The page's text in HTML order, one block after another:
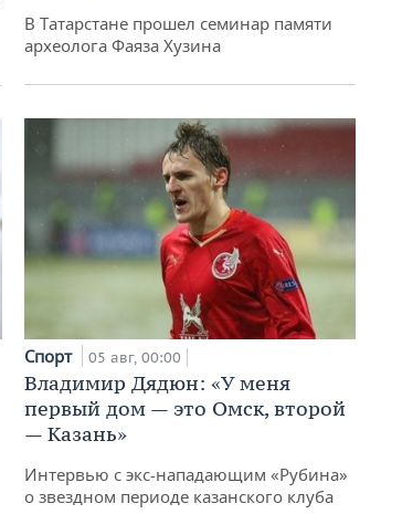
В Татарстане прошел семинар памяти
археолога Фаяза Хузина
Спорт 05 авг, 00:00
Владимир Дядюн: «У меня
первый дом — это Омск, второй
— Казань»
Интервью с экс-нападающим «Рубина»
о звездном периоде казанского клуба